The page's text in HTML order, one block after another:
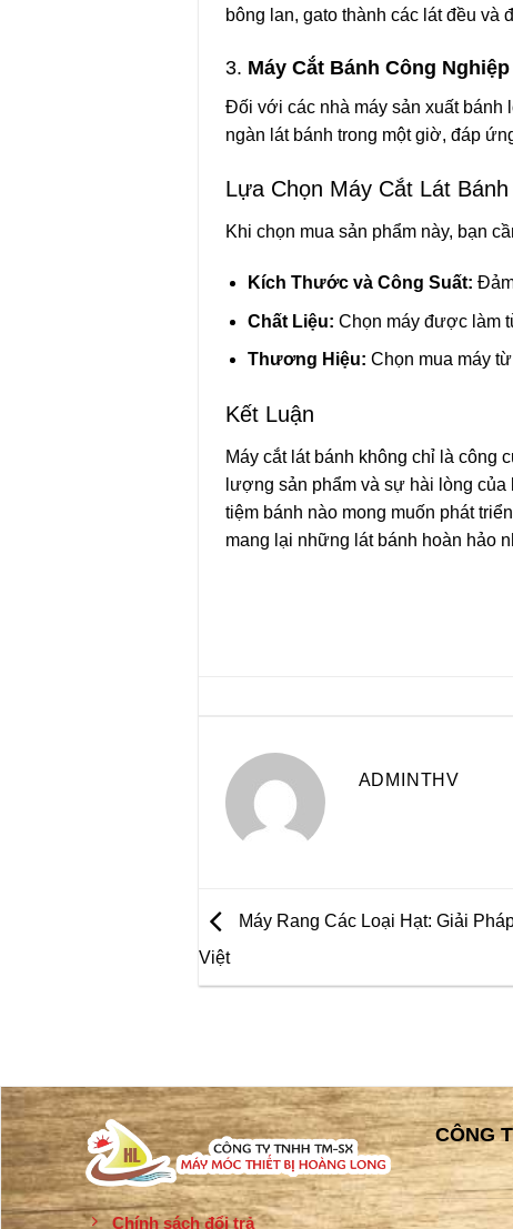
bông lan, gato thành các lát đều và
3. Máy Cắt Bánh Công Nghiệp
Đối với các nhà máy sản xuất bánh
ngàn lát bánh trong một giờ, đáp
Lựa Chọn Máy Cắt Lát
Khi chọn mua sản phẩm này, bạn
Kích Thước và Công Suất:
Chất Liệu: Chọn máy được làm
Thương Hiệu: Chọn mua máy
Kết Luận
Máy cắt lát bánh không chỉ là công
lượng sản phẩm và sự hài lòng
tiệm bánh nào mong muốn phát
mang lại những lát bánh hoàn hảo
ADMINTHV
Máy Rang Các Loại Hạt: Giải
Việt
Chính sách đổi trả
CÔNG